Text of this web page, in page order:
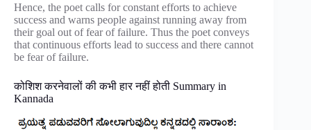
Hence, the poet calls for constant efforts to achieve
success and warns people against running away from
their goal out of fear of failure. Thus the poet conveys
that continuous efforts lead to success and there cannot
be fear of failure.
कोशिश करनेवालों की कभी हार नहीं होती Summary in
Kannada